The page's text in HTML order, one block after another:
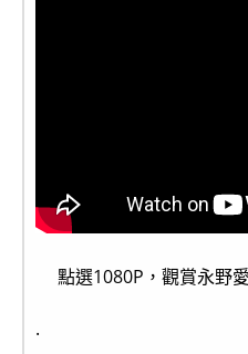
點選1080P，觀賞永野
.